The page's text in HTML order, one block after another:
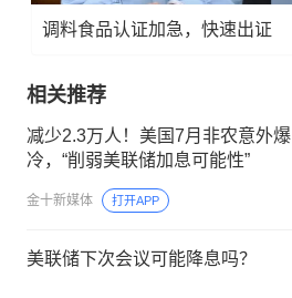
调料食品认证加急，快速出证
相关推荐
减少2.3万人！美国7月非农意外爆
冷，“削弱美联储加息可能性”
金十新媒体 打开APP
美联储下次会议可能降息吗？